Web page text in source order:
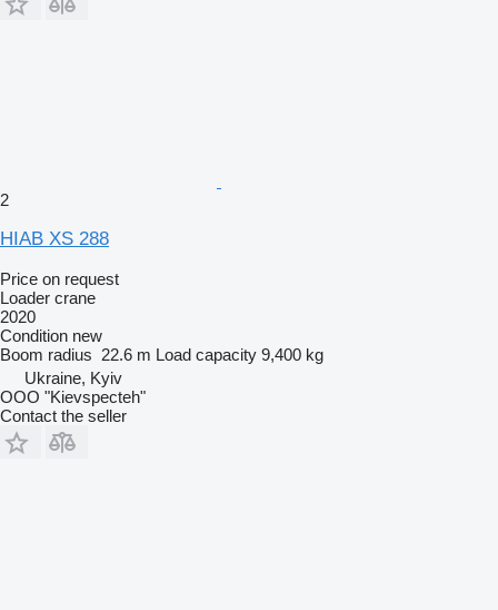
2
HIAB XS 288
Price on request
Loader crane
2020
Condition new
Boom radius 22.6 m Load capacity 9,400 kg
Ukraine, Kyiv
OOO "Kievspecteh"
Contact the seller